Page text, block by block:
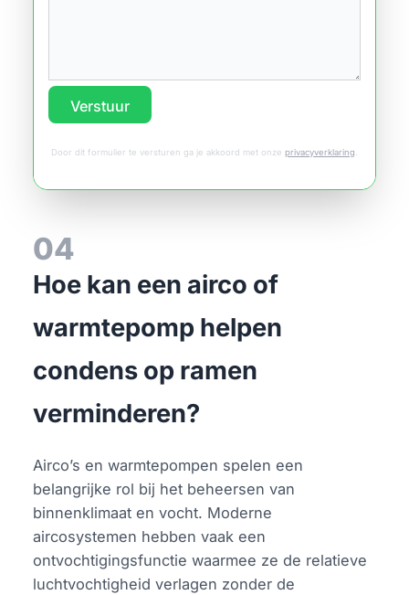
Verstuur
Door dit formulier te versturen ga je akkoord met onze privacyverklaring.
04
Hoe kan een airco of
warmtepomp helpen
condens op ramen
verminderen?
Airco’s en warmtepompen spelen een
belangrijke rol bij het beheersen van
binnenklimaat en vocht. Moderne
aircosystemen hebben vaak een
ontvochtigingsfunctie waarmee ze de relatieve
luchtvochtigheid verlagen zonder de